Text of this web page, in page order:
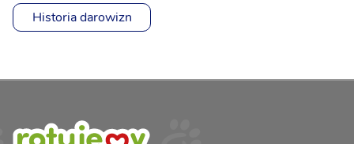
Historia darowizn